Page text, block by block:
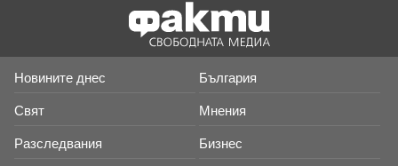
Новините днес България
Свят Мнения
Разследвания Бизнес